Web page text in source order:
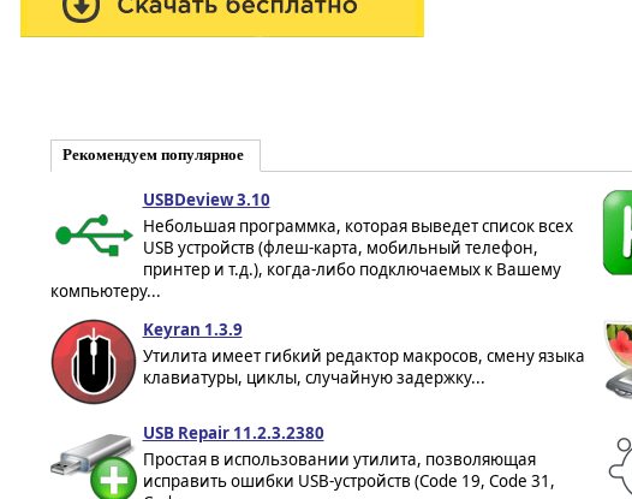
Рекомендуем популярное
USBDeview 3.10
Небольшая программка, которая выведет список всех
USB устройств (флеш-карта, мобильный телефон,
принтер и т.д.), когда-либо подключаемых к Вашему
компьютеру...
Keyran 1.3.9
Утилита имеет гибкий редактор макросов, смену языка
клавиатуры, циклы, случайную задержку...
USB Repair 11.2.3.2380
Простая в использовании утилита, позволяющая
исправить ошибки USB-устройств (Code 19, Code 31,